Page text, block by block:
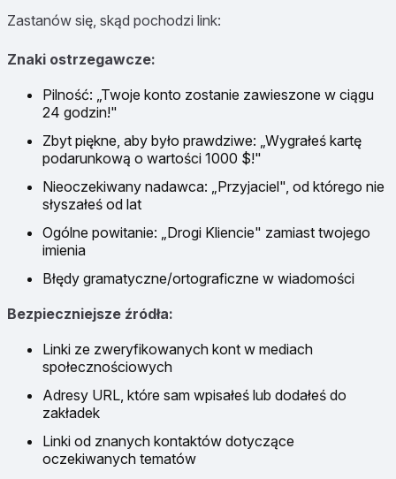
Zastanów się, skąd pochodzi link:
Znaki ostrzegawcze:
Pilność: „Twoje konto zostanie zawieszone w ciągu
24 godzin!"
Zbyt piękne, aby było prawdziwe: „Wygrałeś kartę
podarunkową o wartości 1000 $!"
Nieoczekiwany nadawca: „Przyjaciel", od którego nie
słyszałeś od lat
Ogólne powitanie: „Drogi Kliencie" zamiast twojego
imienia
Błędy gramatyczne/ortograficzne w wiadomości
Bezpieczniejsze źródła:
Linki ze zweryfikowanych kont w mediach
społecznościowych
Adresy URL, które sam wpisałeś lub dodałeś do
zakładek
Linki od znanych kontaktów dotyczące
oczekiwanych tematów